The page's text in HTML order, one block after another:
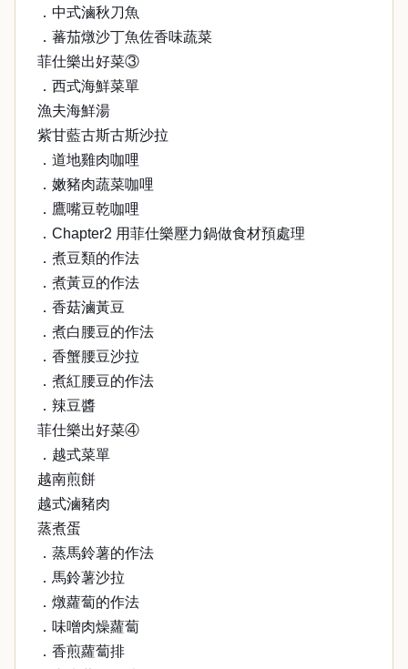
．中式滷秋刀魚
．蕃茄燉沙丁魚佐香味蔬菜
菲仕樂出好菜③
．西式海鮮菜單
漁夫海鮮湯
紫甘藍古斯古斯沙拉
．道地雞肉咖哩
．嫩豬肉蔬菜咖哩
．鷹嘴豆乾咖哩
．Chapter2 用菲仕樂壓力鍋做食材預處理
．煮豆類的作法
．煮黃豆的作法
．香菇滷黃豆
．煮白腰豆的作法
．香蟹腰豆沙拉
．煮紅腰豆的作法
．辣豆醬
菲仕樂出好菜④
．越式菜單
越南煎餅
越式滷豬肉
蒸煮蛋
．蒸馬鈴薯的作法
．馬鈴薯沙拉
．燉蘿蔔的作法
．味噌肉燥蘿蔔
．香煎蘿蔔排